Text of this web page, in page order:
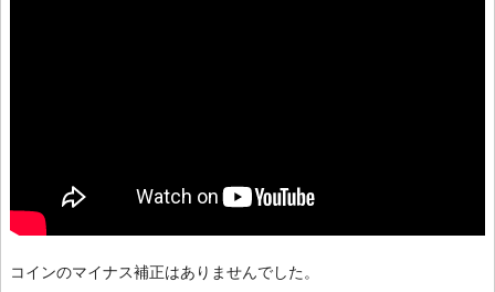
コインのマイナス補正はありませんでした。